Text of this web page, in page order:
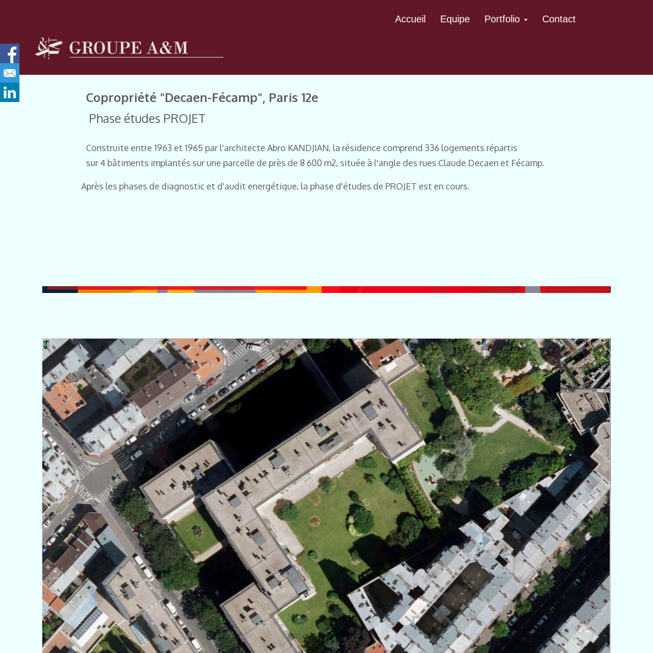
Accueil Equipe Portfolio Contact
Copropriété "Decaen-Fécamp", Paris 12e
Phase études PROJET
Construite entre 1963 et 1965 par l'architecte Abro KANDJIAN, la résidence comprend 336 logements répartis
sur 4 bâtiments implantés sur une parcelle de près de 8 600 m2, située à l'angle des rues Claude Decaen et Fécamp.
Après les phases de diagnostic et d'audit energétique, la phase d'études de PROJET est en cours.